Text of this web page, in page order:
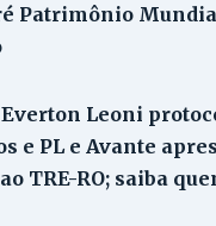
Patrimônio
Leoni
e PL e Avante
TRE-RO; saiba